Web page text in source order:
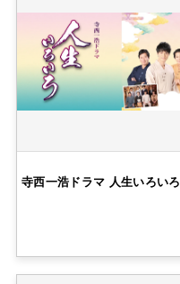
寺西一浩ドラマ 人生いろいろ